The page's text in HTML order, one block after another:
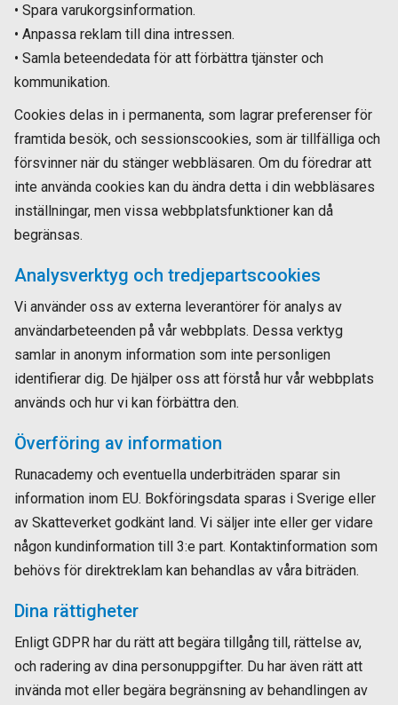
• Spara varukorgsinformation.
• Anpassa reklam till dina intressen.
• Samla beteendedata för att förbättra tjänster och
kommunikation.
Cookies delas in i permanenta, som lagrar preferenser för
framtida besök, och sessionscookies, som är tillfälliga och
försvinner när du stänger webbläsaren. Om du föredrar att
inte använda cookies kan du ändra detta i din webbläsares
inställningar, men vissa webbplatsfunktioner kan då
begränsas.
Analysverktyg och tredjepartscookies
Vi använder oss av externa leverantörer för analys av
användarbeteenden på vår webbplats. Dessa verktyg
samlar in anonym information som inte personligen
identifierar dig. De hjälper oss att förstå hur vår webbplats
används och hur vi kan förbättra den.
Överföring av information
Runacademy och eventuella underbiträden sparar sin
information inom EU. Bokföringsdata sparas i Sverige eller
av Skatteverket godkänt land. Vi säljer inte eller ger vidare
någon kundinformation till 3:e part. Kontaktinformation som
behövs för direktreklam kan behandlas av våra biträden.
Dina rättigheter
Enligt GDPR har du rätt att begära tillgång till, rättelse av,
och radering av dina personuppgifter. Du har även rätt att
invända mot eller begära begränsning av behandlingen av